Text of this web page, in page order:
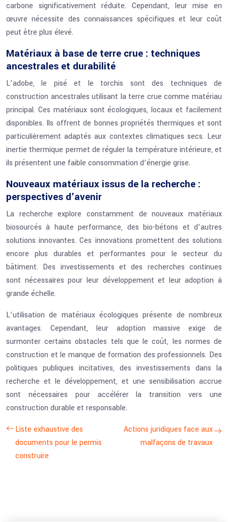
carbone significativement réduite. Cependant, leur mise en
œuvre nécessite des connaissances spécifiques et leur coût
peut être plus élevé.
Matériaux à base de terre crue : techniques
ancestrales et durabilité
L’adobe, le pisé et le torchis sont des techniques de
construction ancestrales utilisant la terre crue comme matériau
principal. Ces matériaux sont écologiques, locaux et facilement
disponibles. Ils offrent de bonnes propriétés thermiques et sont
particulièrement adaptés aux contextes climatiques secs. Leur
inertie thermique permet de réguler la température intérieure, et
ils présentent une faible consommation d’énergie grise.
Nouveaux matériaux issus de la recherche :
perspectives d’avenir
La recherche explore constamment de nouveaux matériaux
biosourcés à haute performance, des bio-bétons et d’autres
solutions innovantes. Ces innovations promettent des solutions
encore plus durables et performantes pour le secteur du
bâtiment. Des investissements et des recherches continues
sont nécessaires pour leur développement et leur adoption à
grande échelle.
L’utilisation de matériaux écologiques présente de nombreux
avantages. Cependant, leur adoption massive exige de
surmonter certains obstacles tels que le coût, les normes de
construction et le manque de formation des professionnels. Des
politiques publiques incitatives, des investissements dans la
recherche et le développement, et une sensibilisation accrue
sont nécessaires pour accélérer la transition vers une
construction durable et responsable.
Liste exhaustive des
documents pour le permis
construire
Actions juridiques face aux
malfaçons de travaux